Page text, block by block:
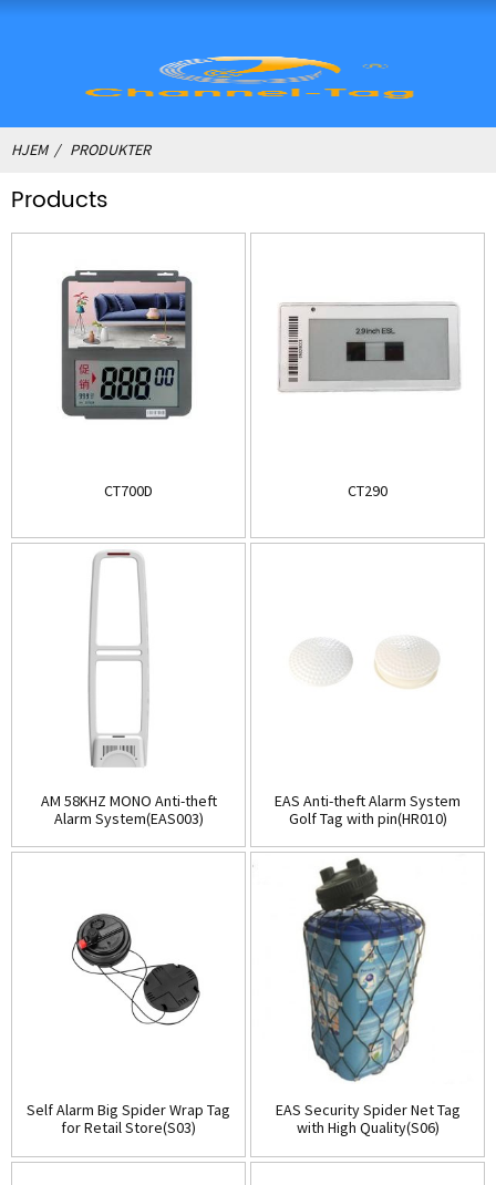
HJEM PRODUKTER
Products
CT700D CT290
AM 58KHZ MONO Anti-theft
Alarm System(EAS003)
EAS Anti-theft Alarm System
Golf Tag with pin(HR010)
Self Alarm Big Spider Wrap Tag
for Retail Store(S03)
EAS Security Spider Net Tag
with High Quality(S06)